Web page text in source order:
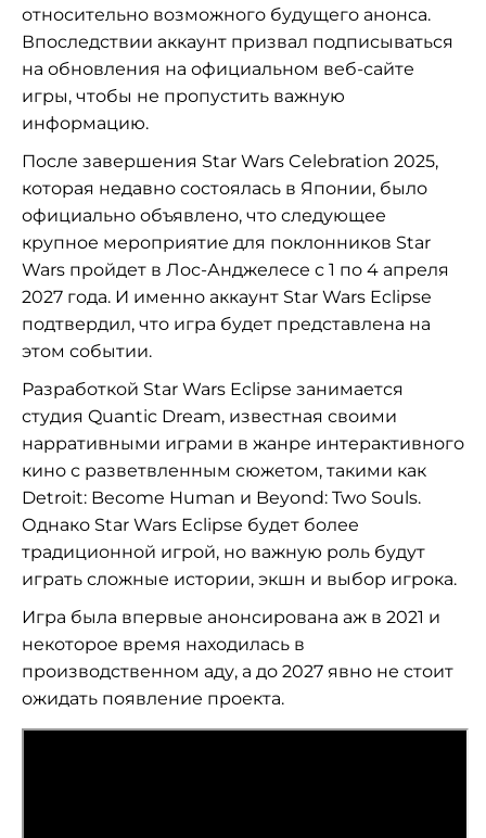
относительно возможного будущего анонса.
Впоследствии аккаунт призвал подписываться
на обновления на официальном веб-сайте
игры, чтобы не пропустить важную
информацию.
После завершения Star Wars Celebration 2025,
которая недавно состоялась в Японии, было
официально объявлено, что следующее
крупное мероприятие для поклонников Star
Wars пройдет в Лос-Анджелесе с 1 по 4 апреля
2027 года. И именно аккаунт Star Wars Eclipse
подтвердил, что игра будет представлена на
этом событии.
Разработкой Star Wars Eclipse занимается
студия Quantic Dream, известная своими
нарративными играми в жанре интерактивного
кино с разветвленным сюжетом, такими как
Detroit: Become Human и Beyond: Two Souls.
Однако Star Wars Eclipse будет более
традиционной игрой, но важную роль будут
играть сложные истории, экшн и выбор игрока.
Игра была впервые анонсирована аж в 2021 и
некоторое время находилась в
производственном аду, а до 2027 явно не стоит
ожидать появление проекта.